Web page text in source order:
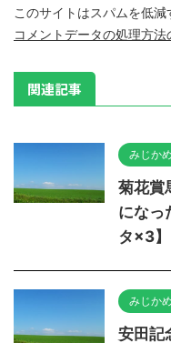
このサイトはスパムを低
コメントデータの処理方
関連記事
みじかめ
菊花
にな
タ×3】
みじかめ
安田記